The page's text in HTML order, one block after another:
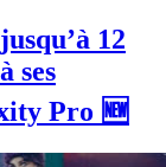
12
ses
Pro 🆕